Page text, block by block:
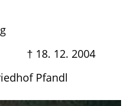
12. 2004
Pfandl